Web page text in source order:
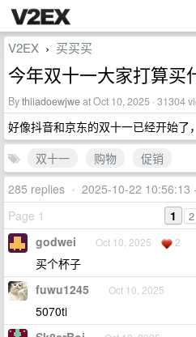
V2EX › 买买买
今年双十一大家打算买
Bythiiadoewjweat Oct 10, 2025 · 31304
好像抖音和京东的双十一已经开始了
双十一
购物
促销
285 replies • 2025-10-22 10:56:13
Page 1
1 2
godwei Oct 10, 2025 2
买个杯子
fuwu1245 Oct 10, 2025
5070ti